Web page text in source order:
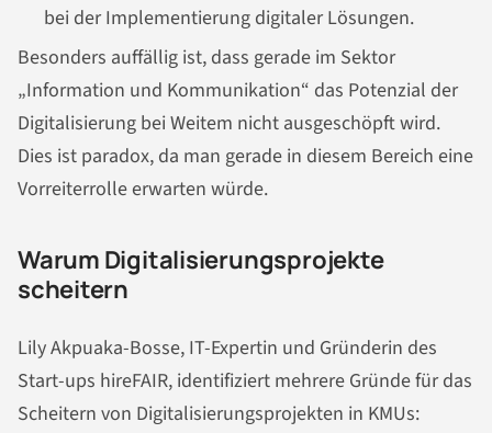
bei der Implementierung digitaler Lösungen.
Besonders auffällig ist, dass gerade im Sektor
„Information und Kommunikation“ das Potenzial der
Digitalisierung bei Weitem nicht ausgeschöpft wird.
Dies ist paradox, da man gerade in diesem Bereich eine
Vorreiterrolle erwarten würde.
Warum Digitalisierungsprojekte
scheitern
Lily Akpuaka-Bosse, IT-Expertin und Gründerin des
Start-ups hireFAIR, identifiziert mehrere Gründe für das
Scheitern von Digitalisierungsprojekten in KMUs: